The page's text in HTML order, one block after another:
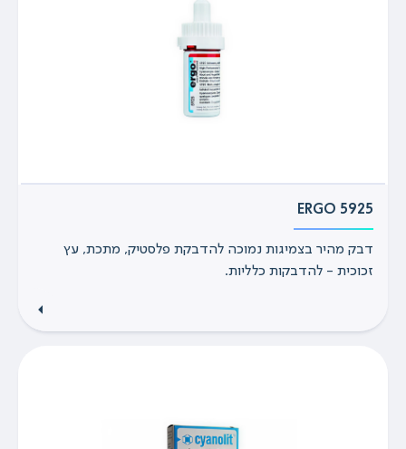
ERGO 5925
דבק מהיר בצמיגות נמוכה להדבקת פלסטיק, מתכת, עץ
זכוכית - להדבקות כלליות.